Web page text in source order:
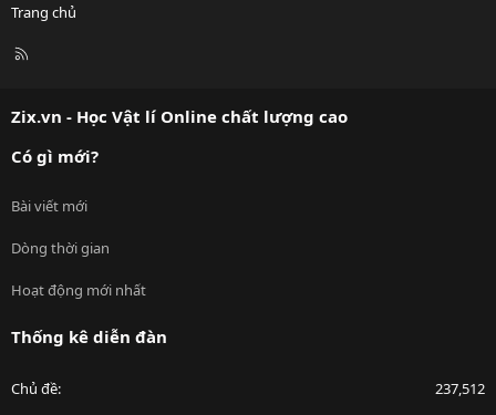
Trang chủ
R
Zix.vn - Học Vật lí Online chất lượng cao
Có gì mới?
Bài viết mới
Dòng thời gian
Hoạt động mới nhất
Thống kê diễn đàn
Chủ đề 237,512